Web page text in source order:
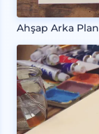
Ahşap Arka